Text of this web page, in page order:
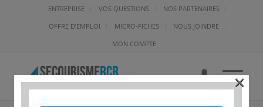
ENTREPRISE VOS QUESTIONS
NOS PARTENAIRES
OFFRE D’EMPLOI
MICRO-FICHES
NOUS JOINDRE
MON COMPTE
×